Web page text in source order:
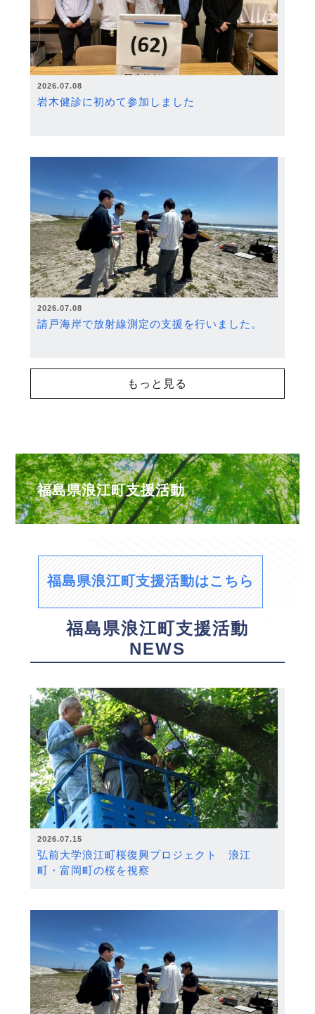
2026.07.08
岩木健診に初めて参加しました
2026.07.08
請戸海岸で放射線測定の支援を行いました。
もっと見る
福島県浪江町支援活動
福島県浪江町支援活動はこちら
福島県浪江町支援活動
NEWS
2026.07.15
弘前大学浪江町桜復興プロジェクト 浪江
町・富岡町の桜を視察